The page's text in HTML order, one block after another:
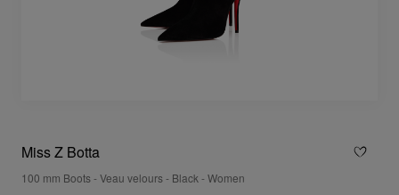
Miss Z Botta
100 mm Boots - Veau velours - Black - Women